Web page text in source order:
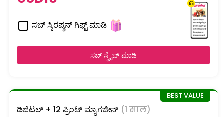
ಸಬ್ ಸ್ಕಿರಪ್ಶನ್ ಗಿಫ್ಟ್ ಮಾಡಿ
ಸಬ್ ಸ್ಕ್ರೈಬ್ ಮಾಡಿ
ಡಿಜಿಟಲ್ + 12 ಪ್ರಿಂಟ್ ಮ್ಯಾಗಜೀನ್ (1 साल)